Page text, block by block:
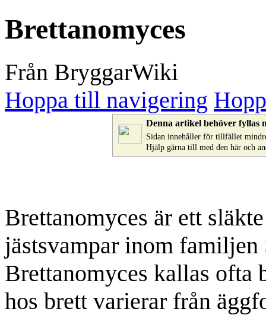
Brettanomyces
Från BryggarWiki
Hoppa till navigering
Denna artikel behöver fyllas
Sidan innehåller för tillfället
Hjälp gärna till med den här och
Brettanomyces är ett
jästsvampar inom familjen
Brettanomyces kallas ofta
hos brett varierar från